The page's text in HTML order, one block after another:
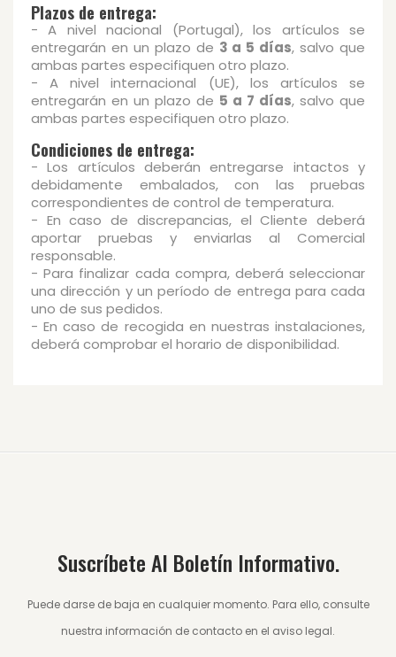
Plazos de entrega:
- A nivel nacional (Portugal), los artículos se
entregarán en un plazo de 3 a 5 días, salvo que
ambas partes especifiquen otro plazo.
- A nivel internacional (UE), los artículos se
entregarán en un plazo de 5 a 7 días, salvo que
ambas partes especifiquen otro plazo.
Condiciones de entrega:
- Los artículos deberán entregarse intactos y
debidamente embalados, con las pruebas
correspondientes de control de temperatura.
- En caso de discrepancias, el Cliente deberá
aportar pruebas y enviarlas al Comercial
responsable.
- Para finalizar cada compra, deberá seleccionar
una dirección y un período de entrega para cada
uno de sus pedidos.
- En caso de recogida en nuestras instalaciones,
deberá comprobar el horario de disponibilidad.
Suscríbete Al Boletín Informativo.
Puede darse de baja en cualquier momento. Para ello, consulte
nuestra información de contacto en el aviso legal.